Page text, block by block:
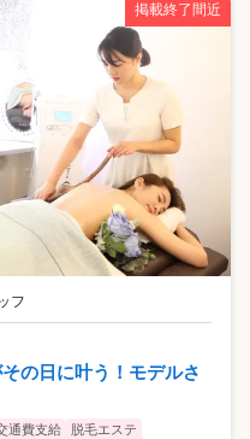
掲載終了間近
フ
の日に叶う！モデルさ
通費支給
脱毛エステ